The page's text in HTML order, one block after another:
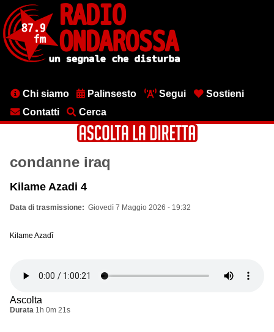
contenuto
principale
MenuChi siamo Palinsesto Segui
Sostieni
Contatti
Cerca
condanne iraq
Kilame Azadi 4
Data di trasmissione Giovedì 7 Maggio 2026 - 19:32
Kilame Azadî
Ascolta
Durata 1h 0m 21s